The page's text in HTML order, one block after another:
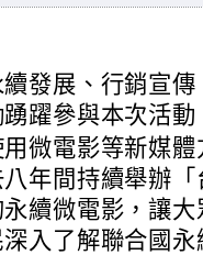
發展、行銷宣傳
躍參與本次活動
微電影等新媒
年間持續舉辦「
續微電影，讓
入了解聯合國